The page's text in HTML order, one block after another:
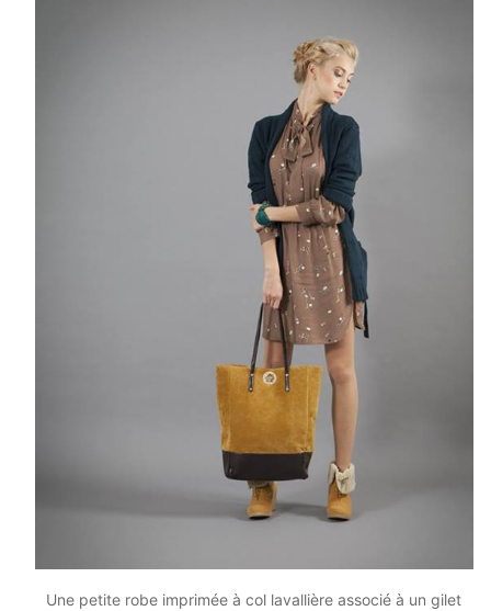
Une petite robe imprimée à col lavallière associé à un gilet